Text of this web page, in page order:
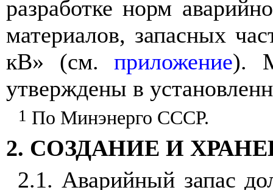
разработке норм
материалов, запасных
кВ» (см.приложение).
утверждены в установлен
1 По Минэнерго СССР.
2. СОЗДАНИЕ И
2.1. Аварийный запас